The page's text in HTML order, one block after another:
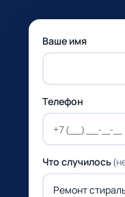
Ваше имя
Телефон
Что случилось